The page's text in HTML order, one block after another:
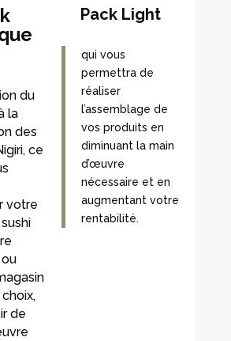
du
la
des
ce
votre
de
Pack Light
qui vous
permettra de
réaliser
l’assemblage de
vos produits en
diminuant la main
d’œuvre
nécessaire et en
augmentant votre
rentabilité.